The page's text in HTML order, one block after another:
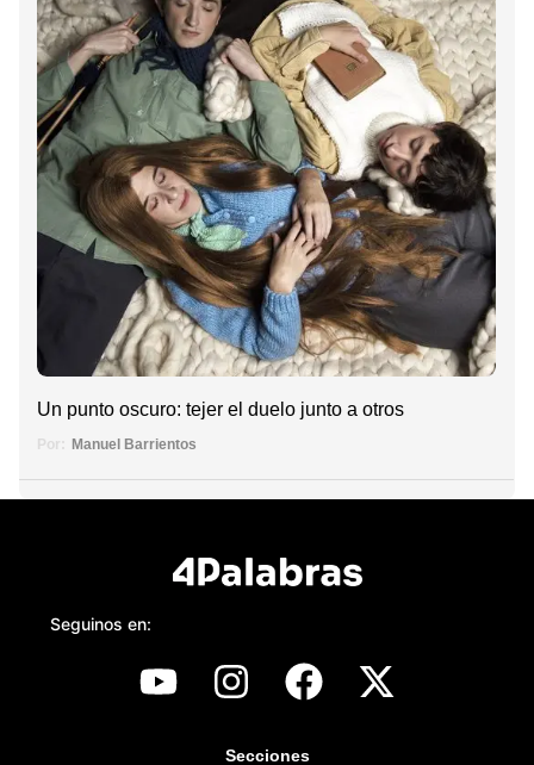
Un punto oscuro: tejer el duelo junto a otros
Por: Manuel Barrientos
Seguinos en:
Secciones